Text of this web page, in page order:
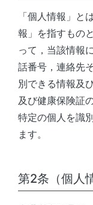
「個人情報」と
報」を指すもの
って，当該情報
話番号，連絡先
別できる情報及
及び健康保険証
特定の個人を識
ます。
第2条（個人